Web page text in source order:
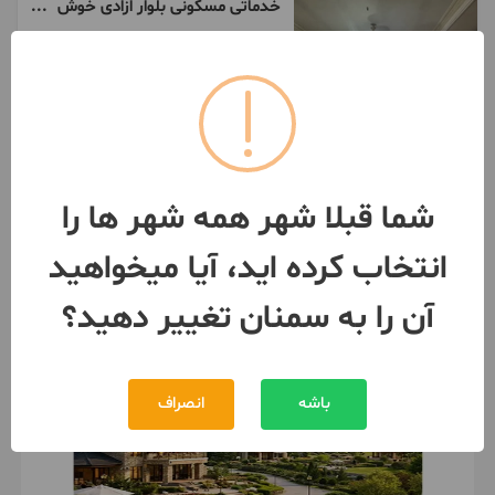
خدماتی مسکونی بلوار ازادی خوش
نقشه*خانه رنگی*
سمنان
1 هفته پیش
شما قبلا شهر همه شهر ها را
انتخاب کرده اید، آیا میخواهید
آن را به سمنان تغییر دهید؟
باشه انصراف